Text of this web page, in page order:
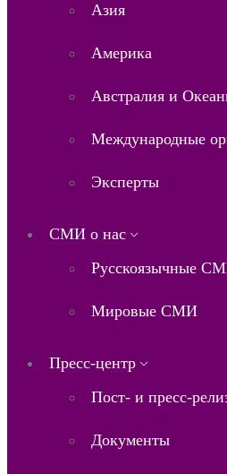
Азия
Америка
Австралия и
Международные
Эксперты
СМИ о нас
Русскоязычные
Мировые СМИ
Пресс-центр
Пост- и пресс-
Документы